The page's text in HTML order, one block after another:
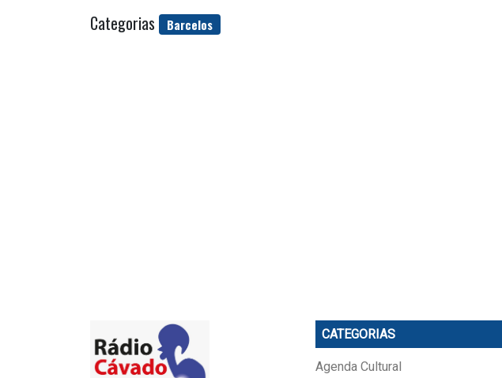
Categorias Barcelos
CATEGORIAS
Agenda Cultural